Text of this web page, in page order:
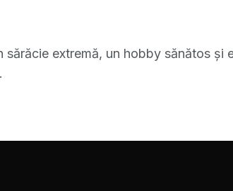
sărăcie extremă, un hobby sănătos și